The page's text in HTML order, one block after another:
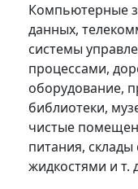
Компьютерные
данных,
системы
процессами,
оборудование,
библиотеки,
чистые
питания,
жидкостями и т.